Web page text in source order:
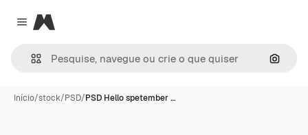
Close menu
Magnific
Início/stock/PSD/PSD Hello spetember …